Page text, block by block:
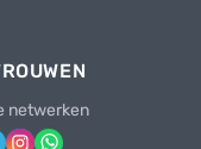
netwerken